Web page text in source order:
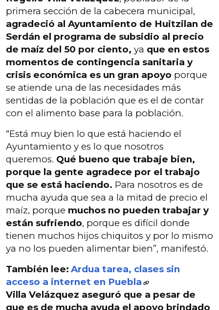
primera sección de la cabecera municipal,
agradeció al Ayuntamiento de Huitzilan de
Serdán el programa de subsidio al precio
de maíz del 50 por ciento, ya que en estos
momentos de contingencia sanitaria y
crisis económica es un gran apoyo porque
se atiende una de las necesidades más
sentidas de la población que es el de contar
con el alimento base para la población.
“Está muy bien lo que está haciendo el
Ayuntamiento y es lo que nosotros
queremos. Qué bueno que trabaje bien,
porque la gente agradece por el trabajo
que se está haciendo. Para nosotros es de
mucha ayuda que sea a la mitad de precio el
maíz, porque muchos no pueden trabajar y
están sufriendo, porque es difícil donde
tienen muchos hijos chiquitos y por lo mismo
ya no los pueden alimentar bien”, manifestó.
También lee: Ardua tarea, clases sin
acceso a internet en Puebla
Villa Velázquez aseguró que a pesar de
que es de mucha ayuda el apoyo brindado